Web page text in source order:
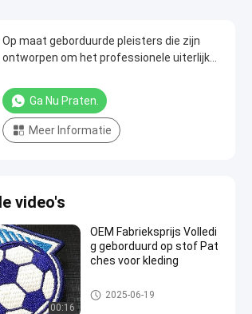
Op maat geborduurde pleisters die zijn
ontworpen om het professionele uiterlijk
hoeden en jassen te verbeteren
Ga Nu Praten.
Meer Informatie
video's
00:16
OEM Fabrieksprijs Volledi
g geborduurd op stof Pat
ches voor kleding
maat gemaakte geborduurde l
appen
2025-06-19